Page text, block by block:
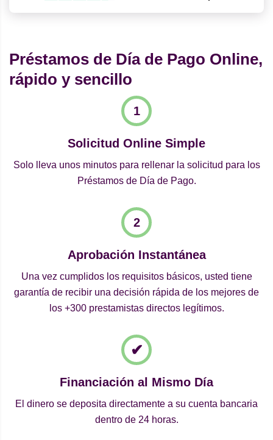
Préstamos de Día de Pago Online,
rápido y sencillo
Solicitud Online Simple
Solo lleva unos minutos para rellenar la solicitud para los
Préstamos de Día de Pago.
Aprobación Instantánea
Una vez cumplidos los requisitos básicos, usted tiene
garantía de recibir una decisión rápida de los mejores de
los +300 prestamistas directos legítimos.
Financiación al Mismo Día
El dinero se deposita directamente a su cuenta bancaria
dentro de 24 horas.